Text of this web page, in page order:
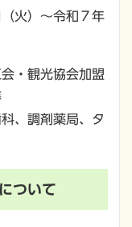
火）～令和７年
・観光協会加盟
剤薬局、タ
ついて